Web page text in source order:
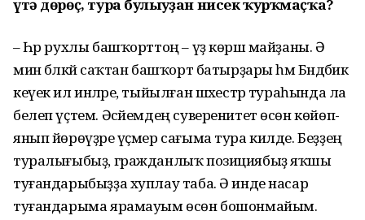
үтә дөрөҫ, тура булыуҙан нисек ҡурҡмаҫҡа?
– Һәр рухлы башҡорттоң – үҙ көрәш майҙаны. Ә
мин бәләкәй саҡтан башҡорт батырҙары һәм Бәндәбикә
кеүек ил инәләре, тыйылған шәхестәр тураһында ла
белеп үҫтем. Әсәйемдең суверенитет өсөн көйөп-
янып йөрөүҙәре үҫмер сағыма тура килде. Беҙҙең
туралығыбыҙ, гражданлыҡ позициябыҙ яҡшы
туғандарыбыҙҙа хуплау таба. Ә инде насар
туғандарыма ярамауым өсөн бошонмайым.